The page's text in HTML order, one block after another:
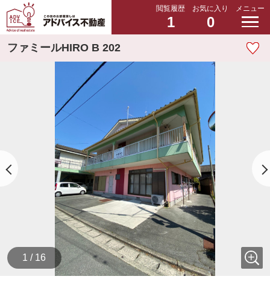
閲覧履歴
1
お気に入り
0
メニュー
ファミールHIRO B 202
1 / 16